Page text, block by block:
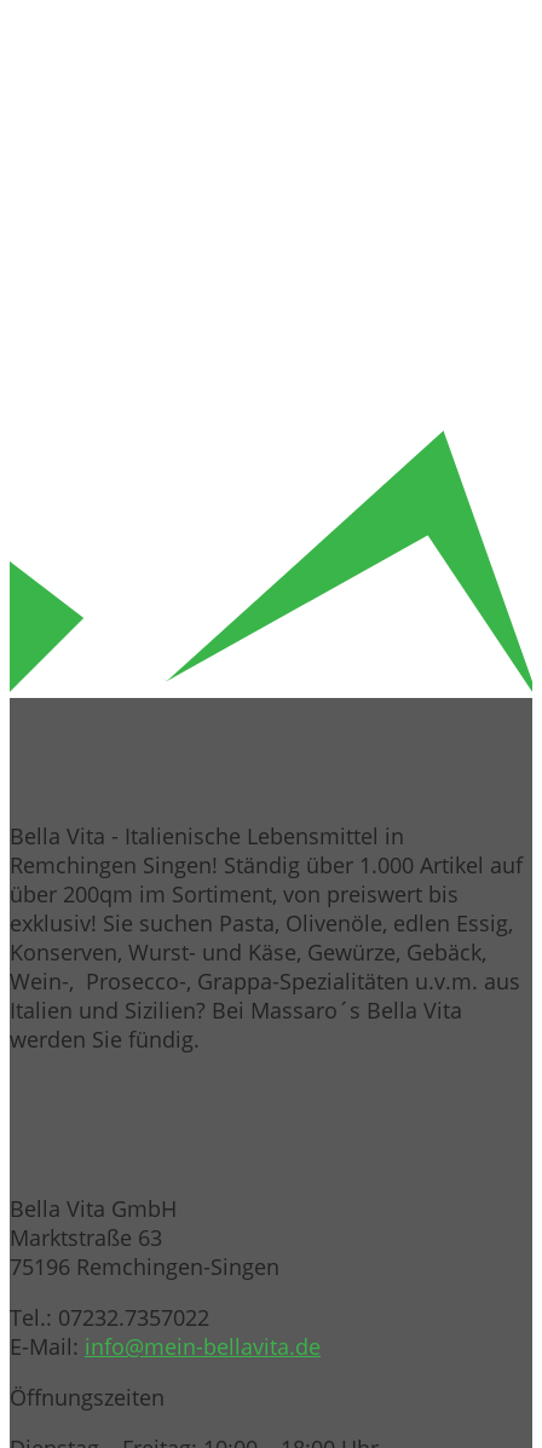
Bella Vita - Italienische Lebensmittel in
Remchingen Singen! Ständig über 1.000 Artikel auf
über 200qm im Sortiment, von preiswert bis
exklusiv! Sie suchen Pasta, Olivenöle, edlen Essig,
Konserven, Wurst- und Käse, Gewürze, Gebäck,
Wein-, Prosecco-, Grappa-Spezialitäten u.v.m. aus
Italien und Sizilien? Bei Massaro´s Bella Vita
werden Sie fündig.
Bella Vita GmbH
Marktstraße 63
75196 Remchingen-Singen
Tel.: 07232.7357022
E-Mail: info@mein-bellavita.de
Öffnungszeiten